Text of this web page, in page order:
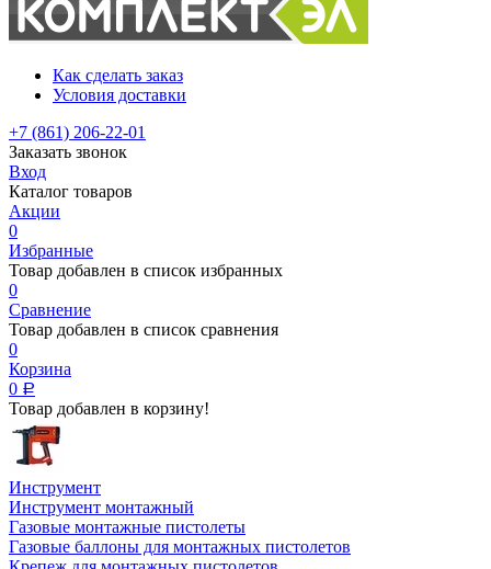
Как сделать заказ
Условия доставки
+7 (861) 206-22-01
Заказать звонок
Вход
Каталог товаров
Акции
0
Избранные
Товар добавлен в список избранных
0
Сравнение
Товар добавлен в список сравнения
0
Корзина
0 Р
Товар добавлен в корзину!
Инструмент
Инструмент монтажный
Газовые монтажные пистолеты
Газовые баллоны для монтажных пистолетов